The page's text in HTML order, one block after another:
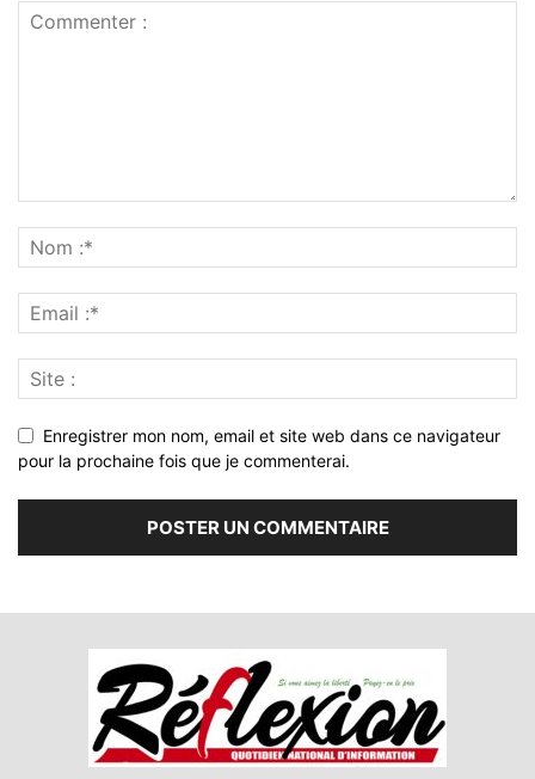
Enregistrer mon nom, email et site web dans ce navigateur
pour la prochaine fois que je commenterai.